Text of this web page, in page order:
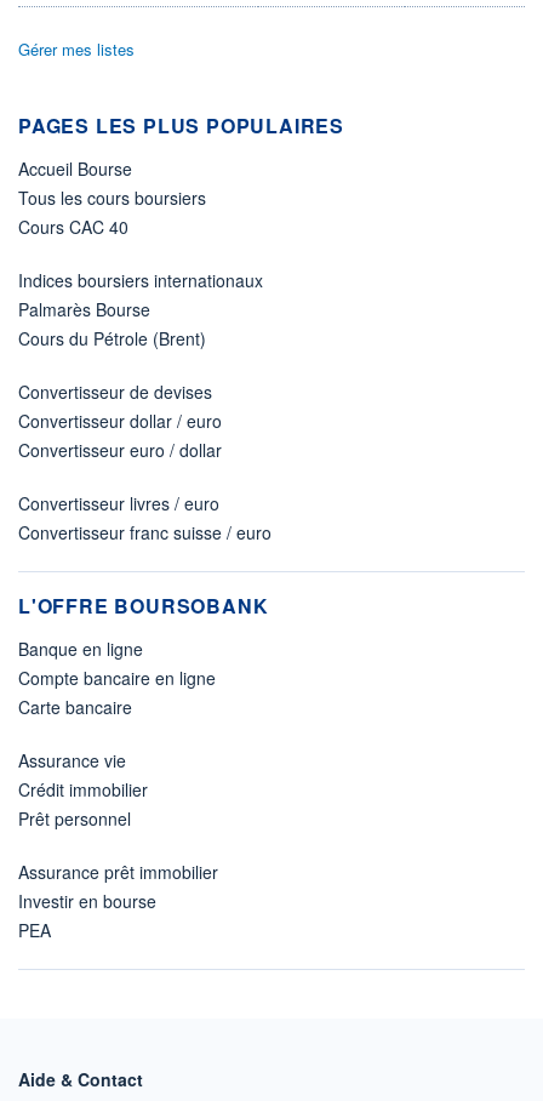
Gérer mes listes
PAGES LES PLUS POPULAIRES
Accueil Bourse
Tous les cours boursiers
Cours CAC 40
Indices boursiers internationaux
Palmarès Bourse
Cours du Pétrole (Brent)
Convertisseur de devises
Convertisseur dollar / euro
Convertisseur euro / dollar
Convertisseur livres / euro
Convertisseur franc suisse / euro
L'OFFRE BOURSOBANK
Banque en ligne
Compte bancaire en ligne
Carte bancaire
Assurance vie
Crédit immobilier
Prêt personnel
Assurance prêt immobilier
Investir en bourse
PEA
Aide & Contact